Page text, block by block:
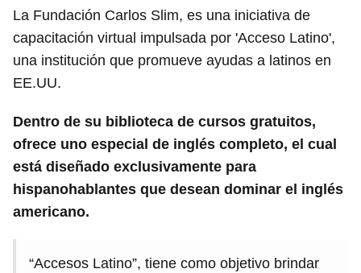
La Fundación Carlos Slim, es una iniciativa de
capacitación virtual impulsada por 'Acceso Latino',
una institución que promueve ayudas a latinos en
EE.UU.
Dentro de su biblioteca de cursos gratuitos,
ofrece uno especial de inglés completo, el cual
está diseñado exclusivamente para
hispanohablantes que desean dominar el inglés
americano.
“Accesos Latino”, tiene como objetivo brindar